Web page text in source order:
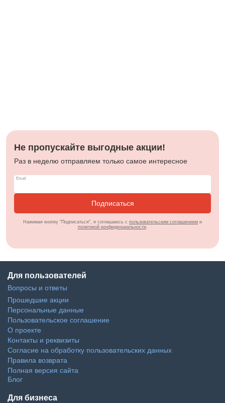
Не пропускайте выгодные акции!
Раз в неделю отправляем только самое интересное
Подписаться
Нажимая кнопку "Подписаться", я соглашаюсь с пользовательским соглашением и
политикой конфиденциальности.
Для пользователей
Вопросы и ответы
Прошедшие акции
Персональные данные
Пользовательское соглашение
О проекте
Контакты и реквизиты
Согласие на обработку пользовательских данных
Правила возврата
Полная версия сайта
Блог
Для бизнеса